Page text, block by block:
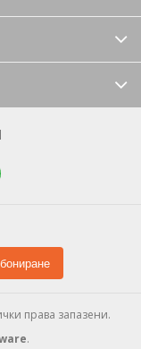
права запазени.
.